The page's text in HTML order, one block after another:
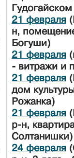
21 февраля
н,
Богуши)
21 февраля
- витражи и
21 февраля
дом
Рожанка)
21 февраля
р-н,
Солтанишки)
24 февраля